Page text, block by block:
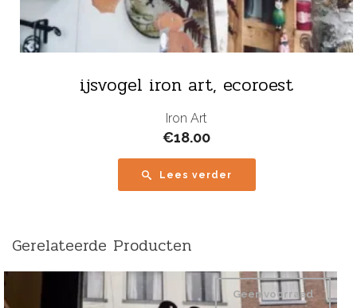
ijsvogel iron art, ecoroest
Iron Art
€18.00
Lees verder
Gerelateerde Producten
Geen voorraad